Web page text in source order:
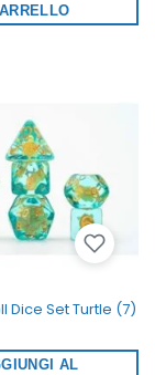
Dice Set Turtle (7)
AL